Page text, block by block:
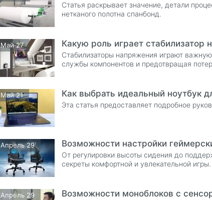
Статья раскрывает значение, детали
нетканого полотна спанбонд.
Май 27 Какую роль играет стабилизатор
Стабилизаторы напряжения играют
службы компонентов и предотвращая
Май 21 Как выбрать идеальный ноутбук
Эта статья предоставляет подробное
Апрель 29 Возможности настройки
От регулировки высоты сидения до
секреты комфортной и увлекательной игры.
Апрель 29 Возможности моноблоков с